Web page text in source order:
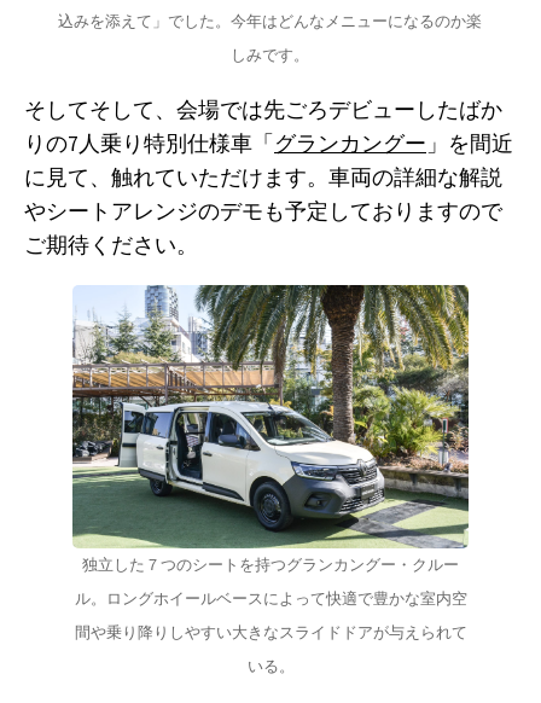
込みを添えて」でした。今年はどんなメニューになるのか楽
しみです。
そしてそして、会場では先ごろデビューしたばか
りの7人乗り特別仕様車「グランカングー 」を間近
に見て、触れていただけます。車両の詳細な解説
やシートアレンジのデモも予定しておりますので
ご期待ください。
独立した７つのシートを持つグランカングー・クルー
ル。ロングホイールベースによって快適で豊かな室内空
間や乗り降りしやすい大きなスライドドアが与えられて
いる。